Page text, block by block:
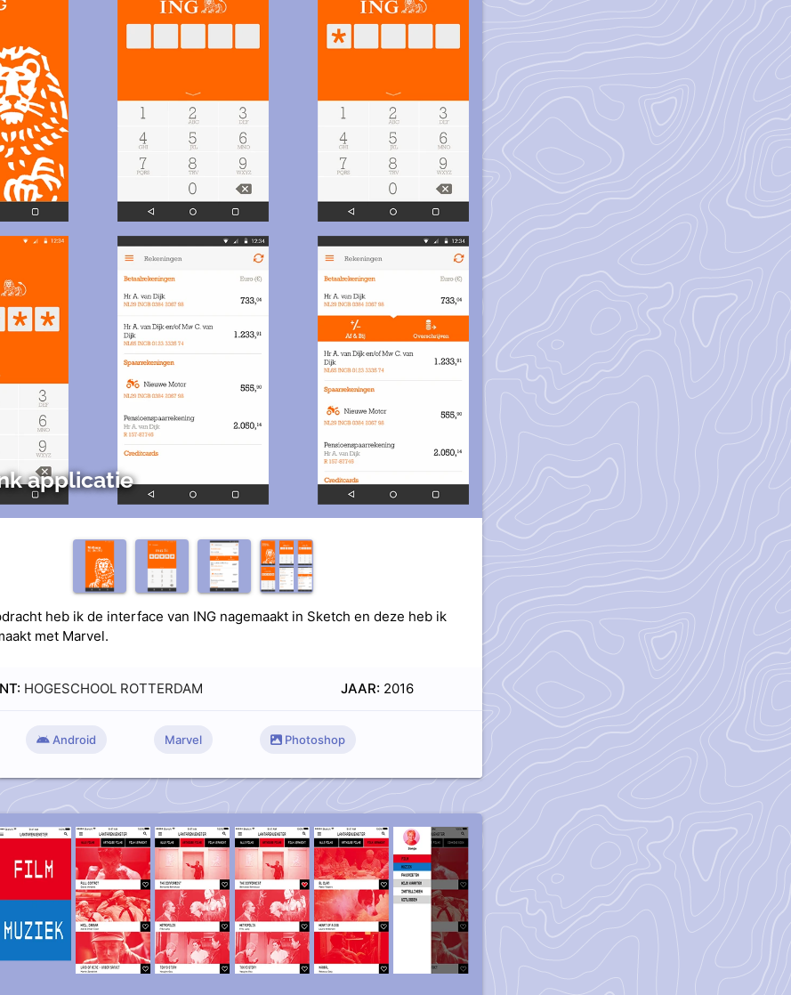
applicatie
heb ik de interface van ING nagemaakt in Sketch en deze heb ik
met Marvel.
HOGESCHOOL ROTTERDAM JAAR: 2016
Android Marvel Photoshop